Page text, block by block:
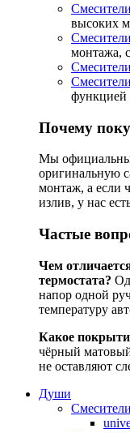
высоких
монтажа,
функцией
Почему
Мы
оригинальную
монтаж, а если
излив, у нас
Частые
Чем
термостата?
напор одной
температуру
Какое
чёрный
не оставляют
Души